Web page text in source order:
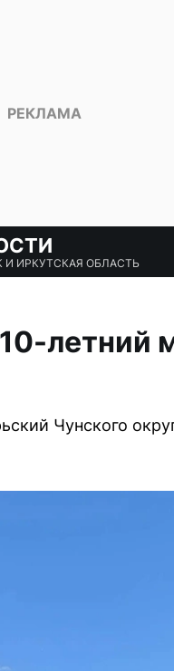
И ИРКУТСКАЯ ОБЛАСТЬ
летний
Чунского